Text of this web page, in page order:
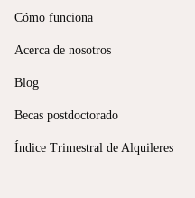
Cómo funciona
Acerca de nosotros
Blog
Becas postdoctorado
Índice Trimestral de Alquileres